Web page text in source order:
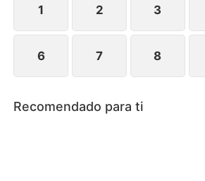
verdad detrás de un misterioso
1 2 3
6 7 8
Recomendado para ti